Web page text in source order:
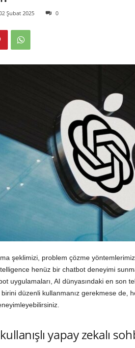
i
Şubat 2025 0
şeklimizi, problem çözme
henüz bir chatbot deneyimi
uygulamaları, AI dünyasındaki en son
düzenli kullanmanız gerekmese de,
yapay zekalı